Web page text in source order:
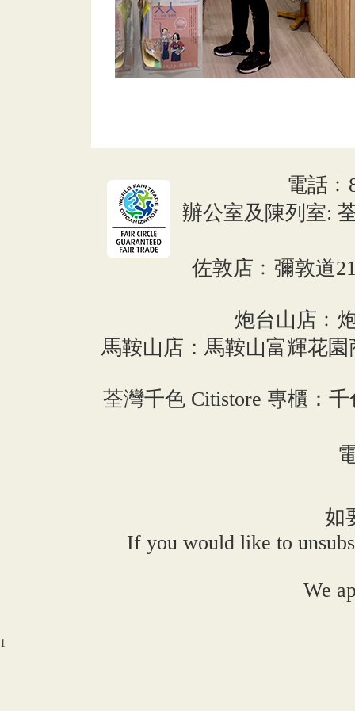
電話
辦公室及陳列室:
佐敦店﹕彌敦道
炮台山店﹕
馬鞍山店：馬鞍山富輝花
荃灣千色 Citistore 專櫃：
如
If you would like to
We
1